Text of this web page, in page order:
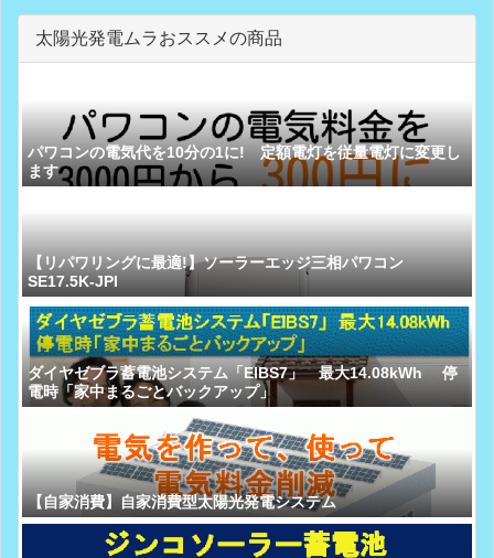
太陽光発電ムラおススメの商品
パワコンの電気代を10分の1に! 定額電灯を従量電灯に変更し
ます
【リパワリングに最適!】ソーラーエッジ三相パワコン
SE17.5K-JPI
ダイヤゼブラ蓄電池システム「EIBS7」 最大14.08kWh 停
電時「家中まるごとバックアップ」
【自家消費】自家消費型太陽光発電システム